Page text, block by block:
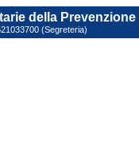
della Prevenzione
(Segreteria)